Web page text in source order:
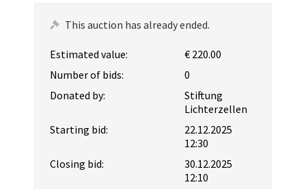
This auction has already ended.
Estimated value:
€ 220.00
Number of bids:
0
Donated by:
Stiftung
Lichterzellen
Starting bid:
22.12.2025
12:30
Closing bid:
30.12.2025
12:10